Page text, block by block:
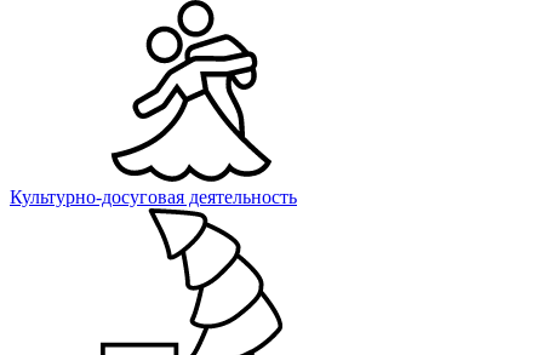
Культурно-досуговая деятельность